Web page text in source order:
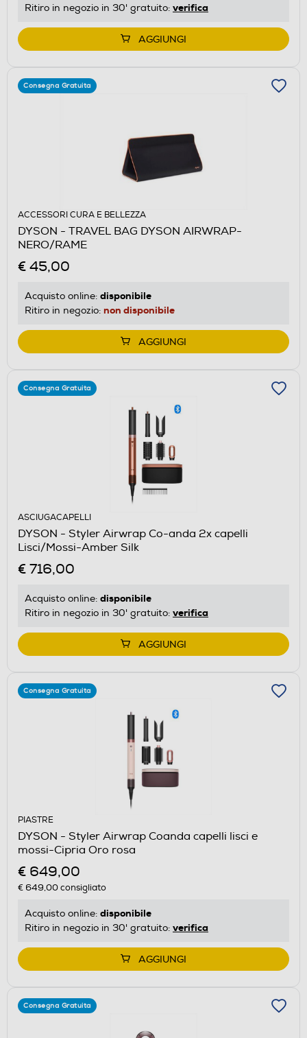
Ritiro in negozio in 30' gratuito: verifica
AGGIUNGI
Consegna Gratuita
ACCESSORI CURA E BELLEZZA
DYSON - TRAVEL BAG DYSON AIRWRAP-
NERO/RAME
€ 45,00
Acquisto online: disponibile
Ritiro in negozio: non disponibile
AGGIUNGI
Consegna Gratuita
ASCIUGACAPELLI
DYSON - Styler Airwrap Co-anda 2x capelli
Lisci/Mossi-Amber Silk
€ 716,00
Acquisto online: disponibile
Ritiro in negozio in 30' gratuito: verifica
AGGIUNGI
Consegna Gratuita
PIASTRE
DYSON - Styler Airwrap Coanda capelli lisci e
mossi-Cipria Oro rosa
€ 649,00
€ 649,00consigliato
Acquisto online: disponibile
Ritiro in negozio in 30' gratuito: verifica
AGGIUNGI
Consegna Gratuita